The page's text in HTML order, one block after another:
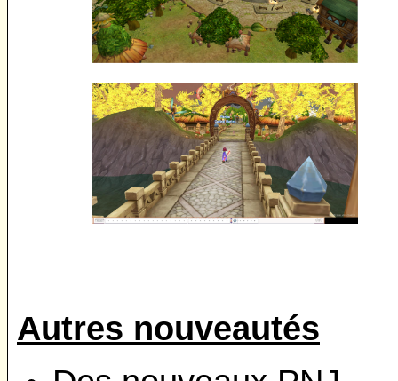
Autres nouveautés